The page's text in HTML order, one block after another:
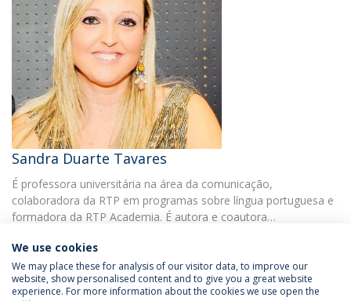
Sandra Duarte Tavares
É professora universitária na área da comunicação,
colaboradora da RTP em programas sobre língua portuguesa e
formadora da RTP Academia. É autora e coautora…
We use cookies
We may place these for analysis of our visitor data, to improve our
website, show personalised content and to give you a great website
experience. For more information about the cookies we use open the